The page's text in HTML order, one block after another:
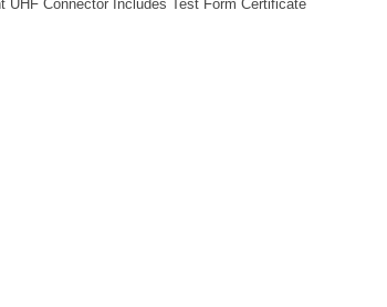
UHF Connector Includes Test Form Certificate